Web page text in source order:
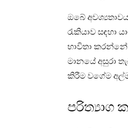
ඔබේ
රැකියාව සඳහා
භාවිතා
මානයේ අසුරා
කිරීම වගේම
පරිත්‍යාග